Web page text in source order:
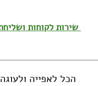
הכל לאפייה ולעוגה